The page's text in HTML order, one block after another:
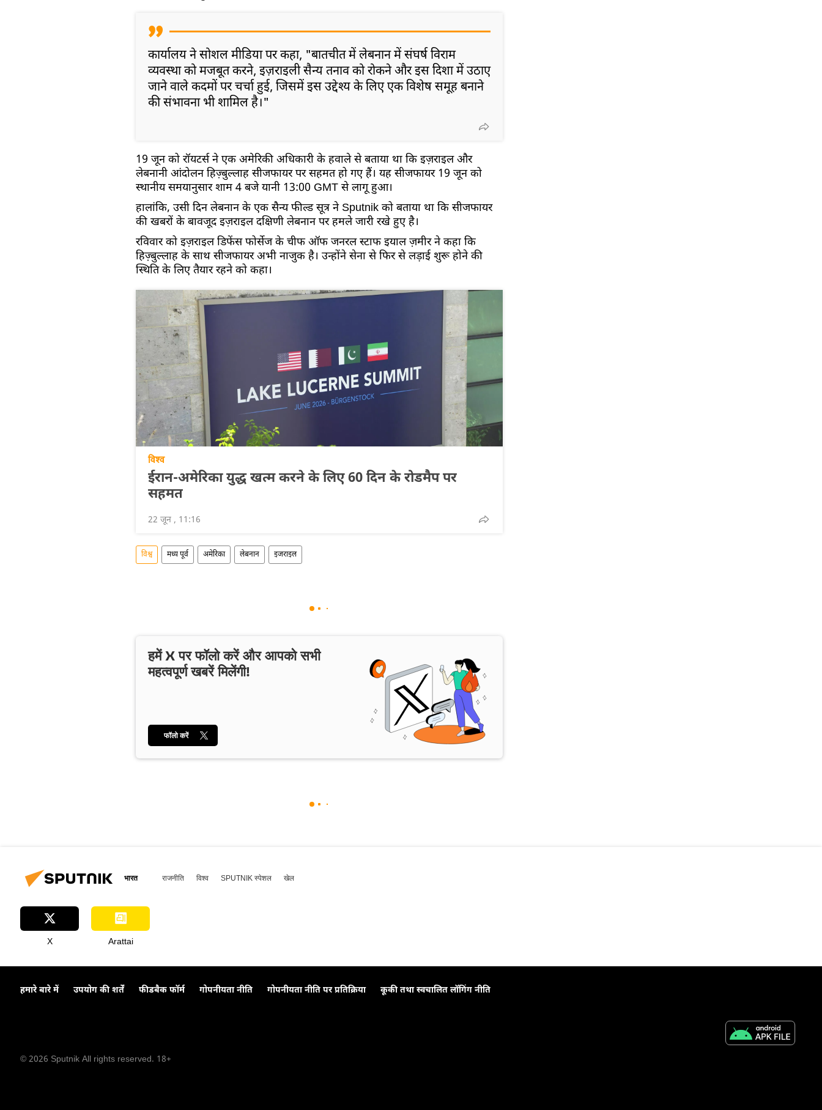
कार्यालय ने सोशल मीडिया पर कहा, "बातचीत में लेबनान में संघर्ष विराम
व्यवस्था को मजबूत करने, इज़राइली सैन्य तनाव को रोकने और इस दिशा में उठाए
जाने वाले कदमों पर चर्चा हुई, जिसमें इस उद्देश्य के लिए एक विशेष समूह बनाने
की संभावना भी शामिल है।"
19 जून को रॉयटर्स ने एक अमेरिकी अधिकारी के हवाले से बताया था कि इज़राइल और
लेबनानी आंदोलन हिज़्बुल्लाह सीजफायर पर सहमत हो गए हैं। यह सीजफायर 19 जून को
स्थानीय समयानुसार शाम 4 बजे यानी 13:00 GMT से लागू हुआ।
हालांकि, उसी दिन लेबनान के एक सैन्य फील्ड सूत्र ने Sputnik को बताया था कि सीजफायर
की खबरों के बावजूद इज़राइल दक्षिणी लेबनान पर हमले जारी रखे हुए है।
रविवार को इज़राइल डिफेंस फोर्सेज के चीफ ऑफ जनरल स्टाफ इयाल ज़मीर ने कहा कि
हिज़्बुल्लाह के साथ सीजफायर अभी नाजुक है। उन्होंने सेना से फिर से लड़ाई शुरू होने की
स्थिति के लिए तैयार रहने को कहा।
विश्व
ईरान-अमेरिका युद्ध खत्म करने के लिए 60 दिन के रोडमैप पर
सहमत
22 जून , 11:16
विश्व मध्य पूर्व अमेरिका लेबनान इजराइल
हमें X पर फॉलो करें और आपको सभी
महत्वपूर्ण खबरें मिलेंगी!
फॉलो करें
भारत राजनीति विश्व SPUTNIK स्पेशल खेल
X Arattai
हमारे बारे में उपयोग की शर्तें फीडबैक फॉर्म गोपनीयता नीति गोपनीयता नीति पर प्रतिक्रिया कूकी तथा स्वचालित लॉगिंग नीति
© 2026 Sputnik All rights reserved. 18+